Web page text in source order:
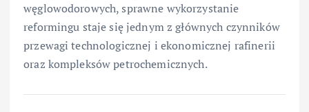
węglowodorowych, sprawne wykorzystanie
reformingu staje się jednym z głównych czynników
przewagi technologicznej i ekonomicznej rafinerii
oraz kompleksów petrochemicznych.